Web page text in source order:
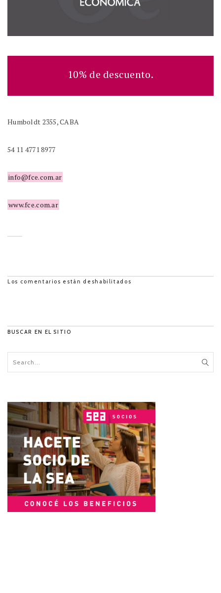
10% de descuento.
Humboldt 2355, CABA
54 11 4771 8977
info@fce.com.ar
www.fce.com.ar
Los comentarios están deshabilitados
BUSCAR EN EL SITIO